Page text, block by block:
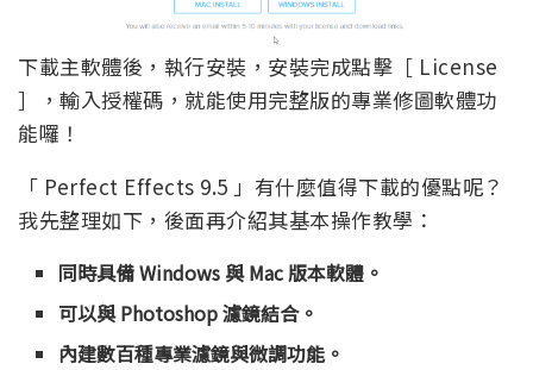
下載主軟體後，執行安裝，安裝完成點擊［ License
］，輸入授權碼，就能使用完整版的專業修圖軟體功
能囉！
「 Perfect Effects 9.5 」有什麼值得下載的優點呢？
我先整理如下，後面再介紹其基本操作教學：
同時具備 Windows 與 Mac 版本軟體。
可以與 Photoshop 濾鏡結合。
內建數百種專業濾鏡與微調功能。